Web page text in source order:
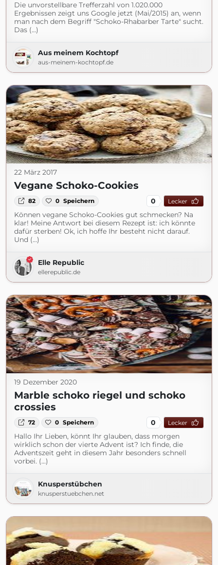
Die unvorstellbare Trefferzahl von 1.020.000
Ergebnissen zeigt uns Google jetzt (Mai/2015) an, wenn
man nach dem Begriff "Schoko-Rhabarber Tarte" sucht.
Das (...)
Aus meinem Kochtopf
aus-meinem-kochtopf.de
22 März 2017
Vegane Schoko-Cookies
82 0 Speichern 0 Lecker
Können vegane Schoko-Cookies gut schmecken? Na
klar! Meine Antwort bei diesem Rezept ist: ich könnte
dafür sterben! Ok, ich hoffe Ihr besteht nicht darauf.
Und (...)
Elle Republic
ellerepublic.de
19 Dezember 2020
Marble schoko riegel und schoko
crossies
72 0 Speichern 0 Lecker
Hallo Ihr Lieben, könnt Ihr glauben, dass morgen
wirklich schon der vierte Advent ist? Ich finde, die
Adventszeit geht in diesem Jahr besonders schnell
vorbei. (...)
Knusperstübchen
knusperstuebchen.net